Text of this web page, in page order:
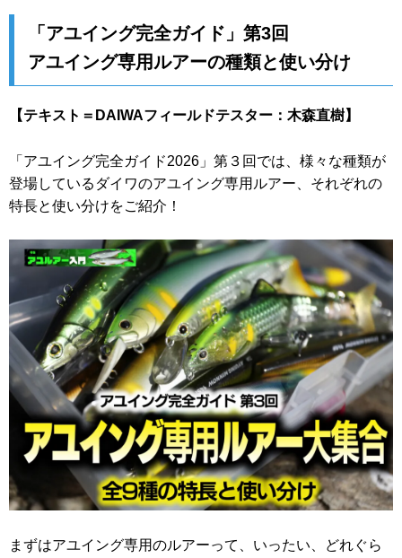
「アユイング完全ガイド」第3回
アユイング専用ルアーの種類と使い分け
【テキスト＝DAIWAフィールドテスター：木森直樹】
「アユイング完全ガイド2026」第３回では、様々な種類が
登場しているダイワのアユイング専用ルアー、それぞれの
特長と使い分けをご紹介！
まずはアユイング専用のルアーって、いったい、どれぐら